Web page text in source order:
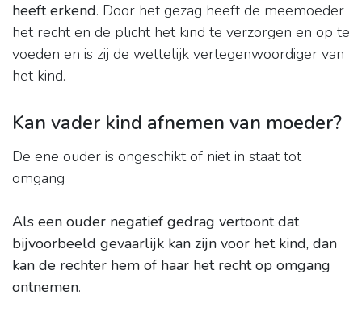
heeft erkend. Door het gezag heeft de meemoeder
het recht en de plicht het kind te verzorgen en op te
voeden en is zij de wettelijk vertegenwoordiger van
het kind.
Kan vader kind afnemen van moeder?
De ene ouder is ongeschikt of niet in staat tot
omgang
Als een ouder negatief gedrag vertoont dat
bijvoorbeeld gevaarlijk kan zijn voor het kind, dan
kan de rechter hem of haar het recht op omgang
ontnemen.